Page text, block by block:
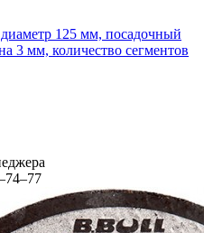
125 мм, посадочный
3 мм, количество сегментов